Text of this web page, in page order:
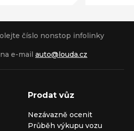
číslo nonstop infolinky
e-mail auto@louda.cz
Prodat vůz
Nezávazně ocenit
Průběh výkupu vozu